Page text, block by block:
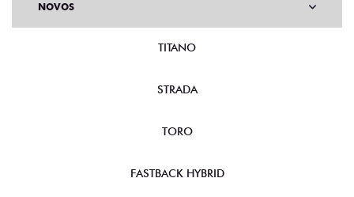
NOVOS
TITANO
STRADA
TORO
FASTBACK HYBRID